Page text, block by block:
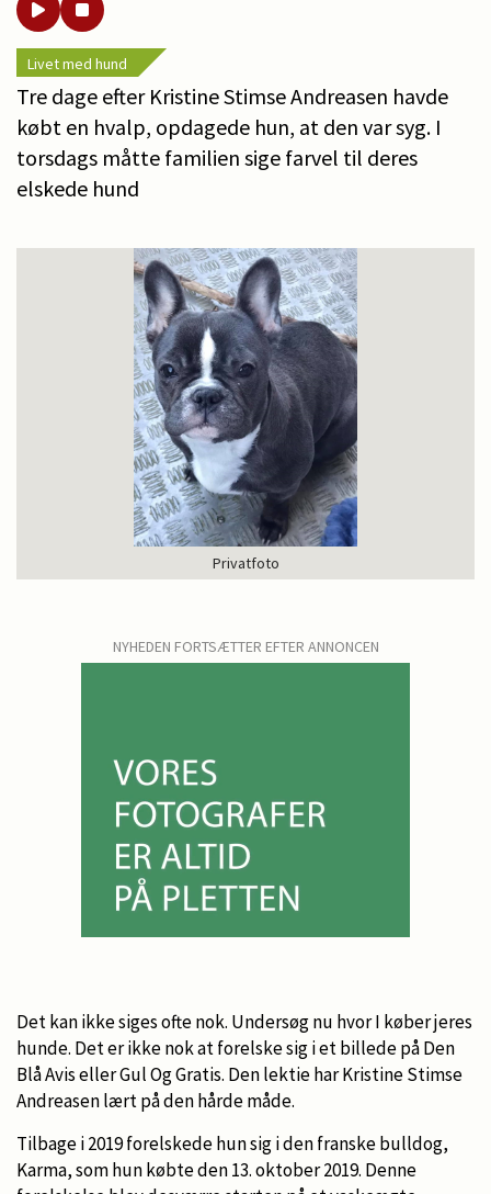
Livet med hund
Tre dage efter Kristine Stimse Andreasen havde
købt en hvalp, opdagede hun, at den var syg. I
torsdags måtte familien sige farvel til deres
elskede hund
Privatfoto
NYHEDEN FORTSÆTTER EFTER ANNONCEN
Det kan ikke siges ofte nok. Undersøg nu hvor I køber jeres
hunde. Det er ikke nok at forelske sig i et billede på Den
Blå Avis eller Gul Og Gratis. Den lektie har Kristine Stimse
Andreasen lært på den hårde måde.
Tilbage i 2019 forelskede hun sig i den franske bulldog,
Karma, som hun købte den 13. oktober 2019. Denne